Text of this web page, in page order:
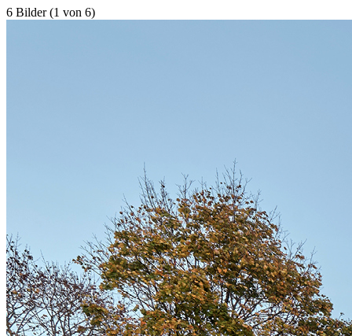
6 Bilder (1 von 6)